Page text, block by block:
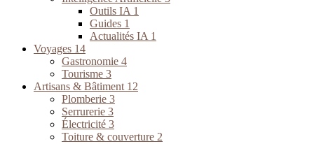
Outils IA 1
Guides 1
Actualités IA 1
Voyages 14
Gastronomie 4
Tourisme 3
Artisans & Bâtiment 12
Plomberie 3
Serrurerie 3
Électricité 3
Toiture & couverture 2